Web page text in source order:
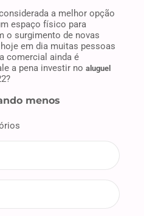
a melhor opção
espaço físico para
o surgimento de novas
em dia muitas pessoas
comercial ainda é
a pena investir no aluguel
menos